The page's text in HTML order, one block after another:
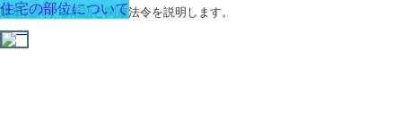
建築に関する用語と関連法令を説明します。
住宅の部位について